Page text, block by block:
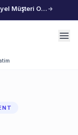
LeadOcean'ı Tanıtma: AI Destekli Potansiyel Müşteri Oluşturma, Özenle Seçilmiş Veriler, Zahmetsiz Büyüme